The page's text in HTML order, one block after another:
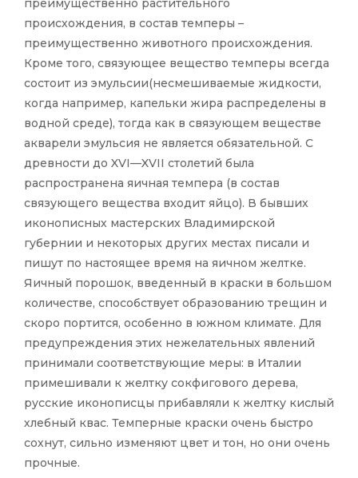
преимущественно растительного
происхождения, в состав темперы –
преимущественно животного происхождения.
Кроме того, связующее вещество темперы всегда
состоит из эмульсии(несмешиваемые жидкости,
когда например, капельки жира распределены в
водной среде), тогда как в связующем веществе
акварели эмульсия не является обязательной. С
древности до XVI—XVII столетий была
распространена яичная темпера (в состав
связующего вещества входит яйцо). В бывших
иконописных мастерских Владимирской
губернии и некоторых других местах писали и
пишут по настоящее время на яичном желтке.
Яичный порошок, введенный в краски в большом
количестве, способствует образованию трещин и
скоро портится, особенно в южном климате. Для
предупреждения этих нежелательных явлений
принимали соответствующие меры: в Италии
примешивали к желтку сокфигового дерева,
русские иконописцы прибавляли к желтку кислый
хлебный квас. Темперные краски очень быстро
сохнут, сильно изменяют цвет и тон, но они очень
прочные.